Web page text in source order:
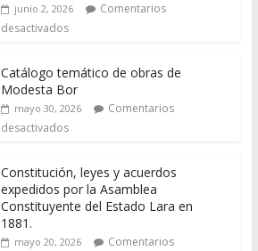
junio 2, 2026
Comentarios
desactivados
Catálogo temático de obras de
Modesta Bor
mayo 30, 2026
Comentarios
desactivados
Constitución, leyes y acuerdos
expedidos por la Asamblea
Constituyente del Estado Lara en
1881.
mayo 20, 2026
Comentarios